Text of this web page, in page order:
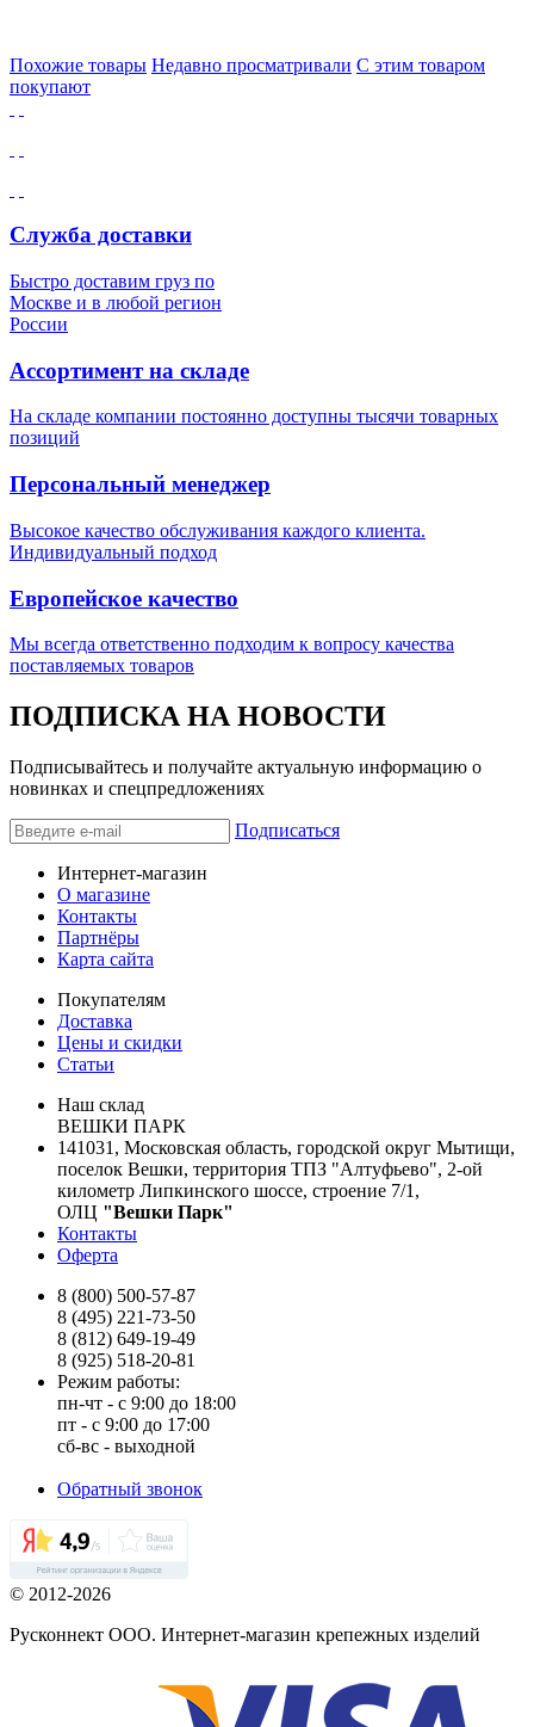
Похожие товары Недавно просматривали С этим товаром
покупают
Служба доставки
Быстро доставим груз по
Москве и в любой регион
России
Ассортимент на складе
На складе компании постоянно доступны тысячи товарных
позиций
Персональный менеджер
Высокое качество обслуживания каждого клиента.
Индивидуальный подход
Европейское качество
Мы всегда ответственно подходим к вопросу качества
поставляемых товаров
ПОДПИСКА НА НОВОСТИ
Подписывайтесь и получайте актуальную информацию о
новинках и спецпредложениях
Подписаться
Интернет-магазин
О магазине
Контакты
Партнёры
Карта сайта
Покупателям
Доставка
Цены и скидки
Статьи
Наш склад
ВЕШКИ ПАРК
141031, Московская область, городской округ Мытищи,
поселок Вешки, территория ТПЗ "Алтуфьево", 2-ой
километр Липкинского шоссе, строение 7/1,
ОЛЦ "Вешки Парк"
Контакты
Оферта
8 (800) 500-57-87
8 (495) 221-73-50
8 (812) 649-19-49
8 (925) 518-20-81
Режим работы:
пн-чт - с 9:00 до 18:00
пт - с 9:00 до 17:00
сб-вс - выходной
Обратный звонок
© 2012-2026
Русконнект ООО. Интернет-магазин крепежных изделий